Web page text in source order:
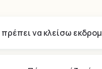
να κλείσω